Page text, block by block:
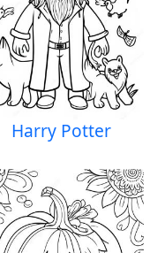
Harry Potter